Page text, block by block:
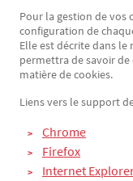
Pour la gestion de vos
configuration de
Elle est décrite dans le
permettra de savoir
matière de cookies.
Liens vers le support
Chrome
Firefox
Internet